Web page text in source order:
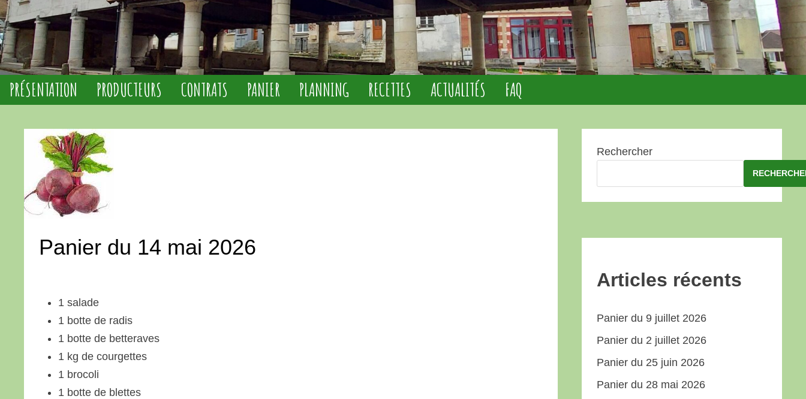
PRÉSENTATION PRODUCTEURS CONTRATS PANIER PLANNING RECETTES ACTUALITÉS FAQ
Panier du 14 mai 2026
1 salade
1 botte de radis
1 botte de betteraves
1 kg de courgettes
1 brocoli
1 botte de blettes
Rechercher
Articles récents
Panier du 9 juillet 2026
Panier du 2 juillet 2026
Panier du 25 juin 2026
Panier du 28 mai 2026